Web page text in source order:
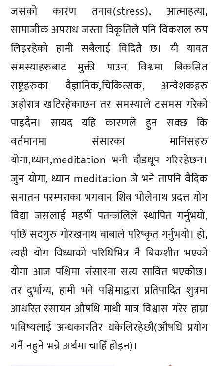
जसको कारण तनाव(stress), आत्माहत्या,
सामाजीक अपराध जस्ता विकृतिले पनि विकराल रुप
लिइरहेको हामी सबैलाई विदितै छ। यी यावत
समस्याहरुबाट मुक्ती पाउन विश्वमा बिकसित
राष्ट्रहरुका वैज्ञानिक,चिकित्सक, अन्वेशकहरु
अहोरात्र खटिरहेकाछन तर समस्याले टसमस गरेको
पाइदैन। सायद यहि कारणले हुन सक्छ कि
वर्तमानमा संसारका मानिसहरु
योगा,ध्यान,meditation भनी दौडधूप गरिरहेछन।
जुन योगा, ध्यान meditation जे भने तापनि वैदिक
सनातन परम्पराका भगवान शिव भोलेनाथ प्रदत्त योग
विद्या जसलाई महर्षी पतन्जलिले स्थापित गर्नुभयो,
पछि सदगुरु गोरखनाथ बाबाले परिष्कृत गर्नुभयो। हो,
त्यही योग विध्याको परिधिभित्र नै बिकशीत भएको
योगा आज पश्चिमा संसारमा सत्य सावित भएकोछ।
तर दुर्भाग्य, हामी भने पश्चिमाद्वारा प्रतिपादित शुत्रमा
आधरित रसायन औषधि माथी मात्र विश्वास गरेर हाम्रा
भविष्यलाई अन्धकारतिर धकेलिरहेछौ(औषधि प्रयोग
गर्नै नहुने भन्ने अर्थमा चाहिँ होइन)।